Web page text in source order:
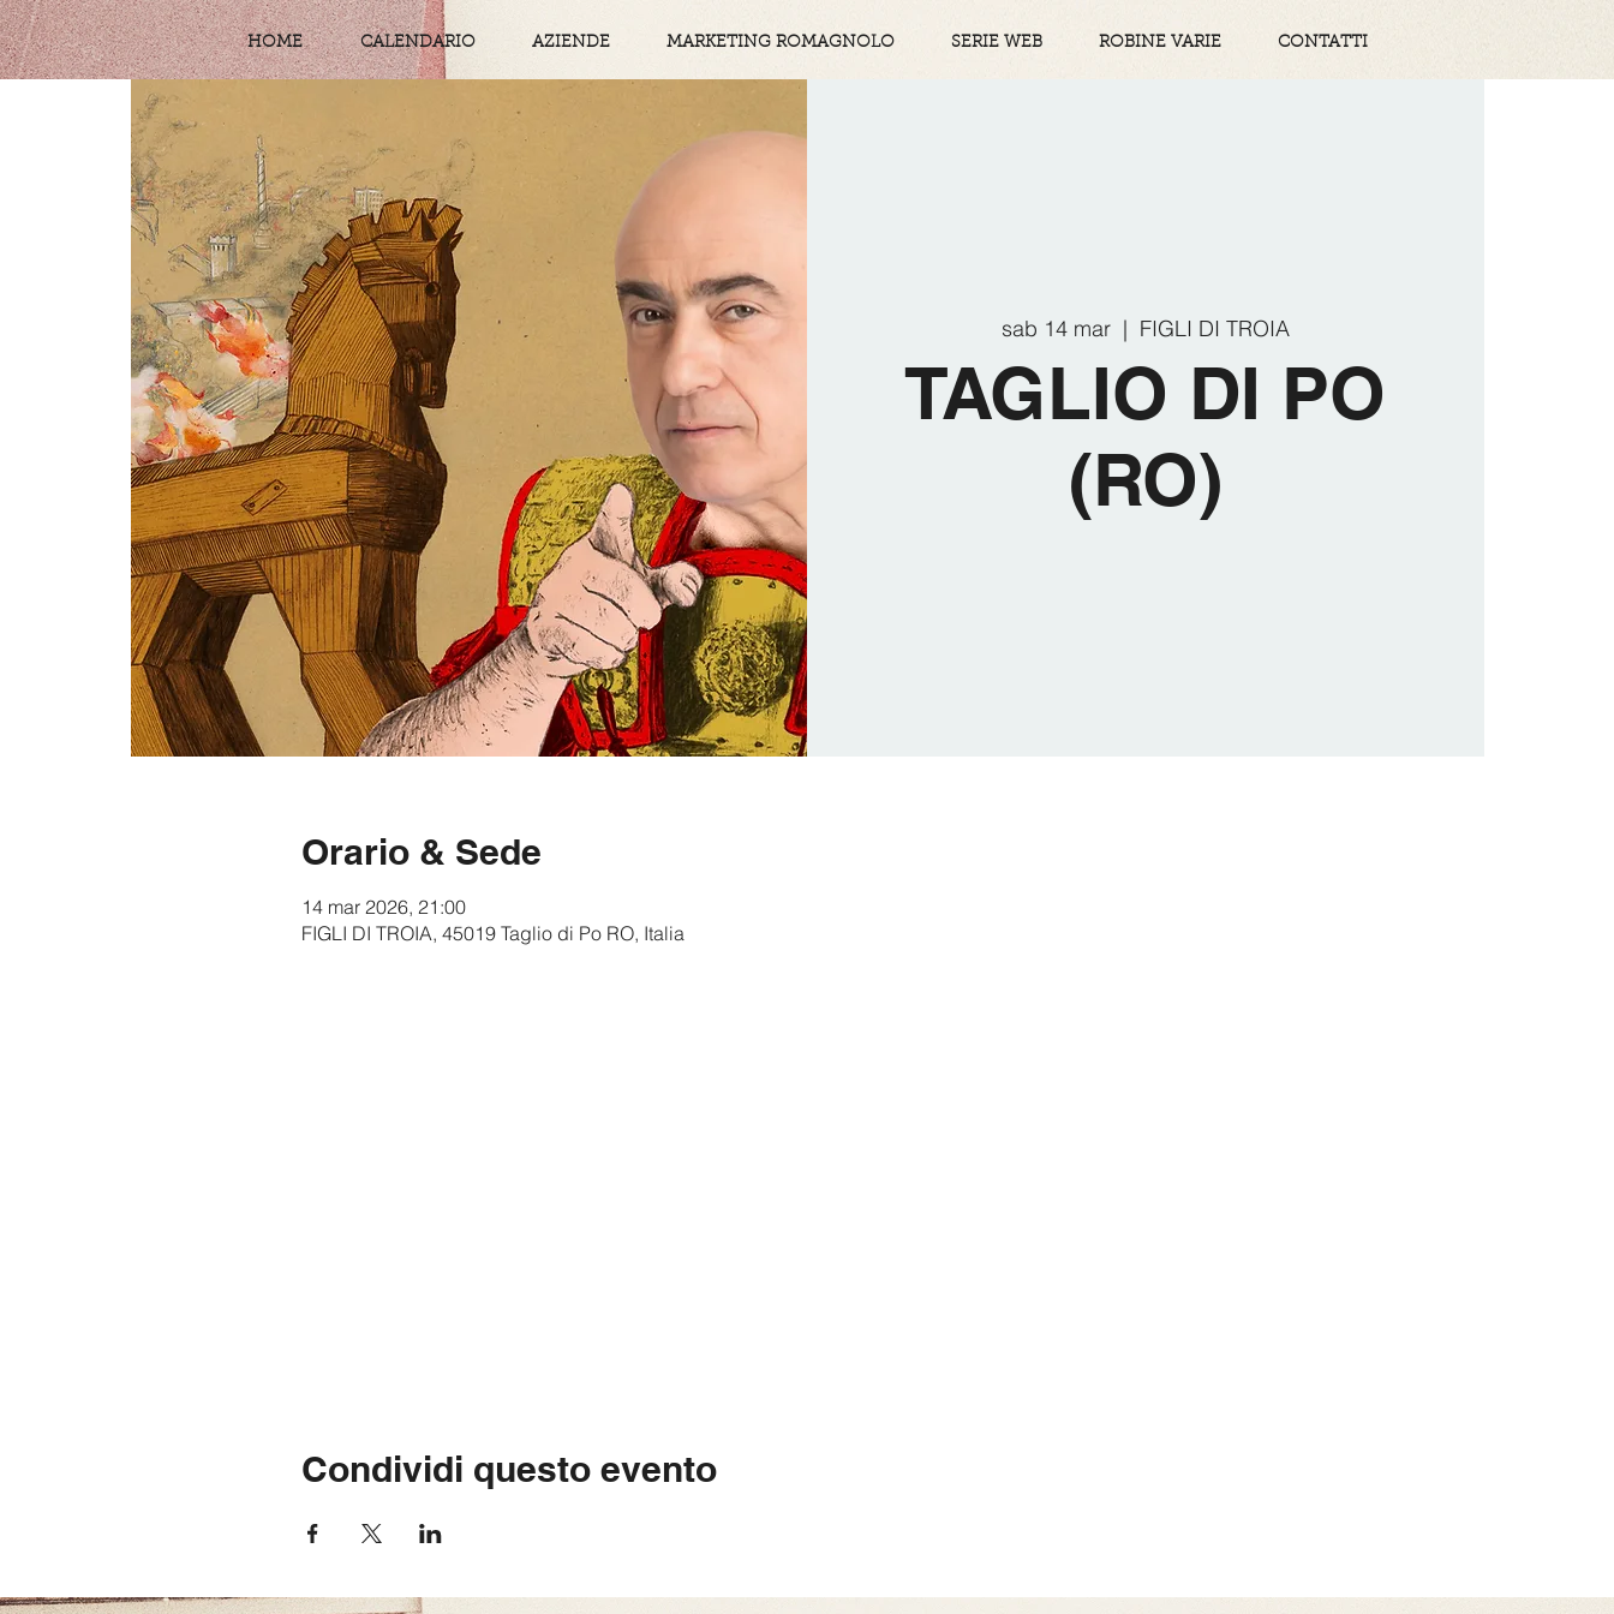
HOME CALENDARIO AZIENDE MARKETING ROMAGNOLO SERIE WEB ROBINE VARIE CONTATTI
sab 14 mar
  |
FIGLI DI TROIA
TAGLIO DI PO
(RO)
Orario & Sede
14 mar 2026, 21:00
FIGLI DI TROIA, 45019 Taglio di Po RO, Italia
Condividi questo evento